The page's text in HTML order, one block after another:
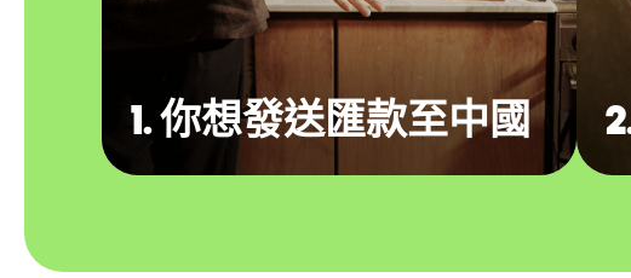
1. 你想發送匯款至中國